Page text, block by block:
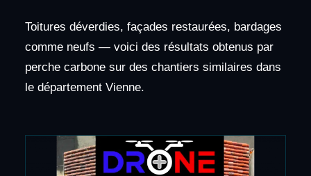
Toitures déverdies, façades restaurées, bardages
comme neufs — voici des résultats obtenus par
perche carbone sur des chantiers similaires dans
le département Vienne.